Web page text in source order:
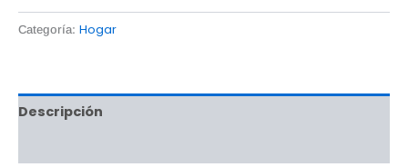
Categoría: Hogar
Descripción